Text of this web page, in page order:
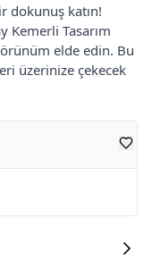
dokunuş katın!
Kemerli Tasarım
elde edin. Bu
üzerinize çekecek